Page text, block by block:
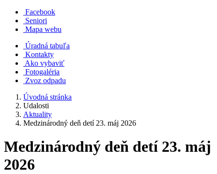
Facebook
Seniori
Mapa webu
Úradná tabuľa
Kontakty
Ako vybaviť
Fotogaléria
Zvoz odpadu
Úvodná stránka
Udalosti
Aktuality
Medzinárodný deň detí 23. máj 2026
Medzinárodný deň detí 23. máj
2026